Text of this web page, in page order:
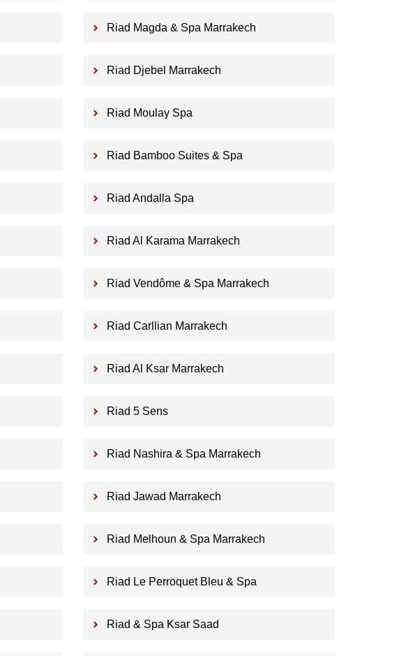
Riad Magda & Spa Marrakech
Riad Djebel Marrakech
Riad Moulay Spa
Riad Bamboo Suites & Spa
Riad Andalla Spa
Riad Al Karama Marrakech
Riad Vendôme & Spa Marrakech
Riad Carllian Marrakech
Riad Al Ksar Marrakech
Riad 5 Sens
Riad Nashira & Spa Marrakech
Riad Jawad Marrakech
Riad Melhoun & Spa Marrakech
Riad Le Perroquet Bleu & Spa
Riad & Spa Ksar Saad